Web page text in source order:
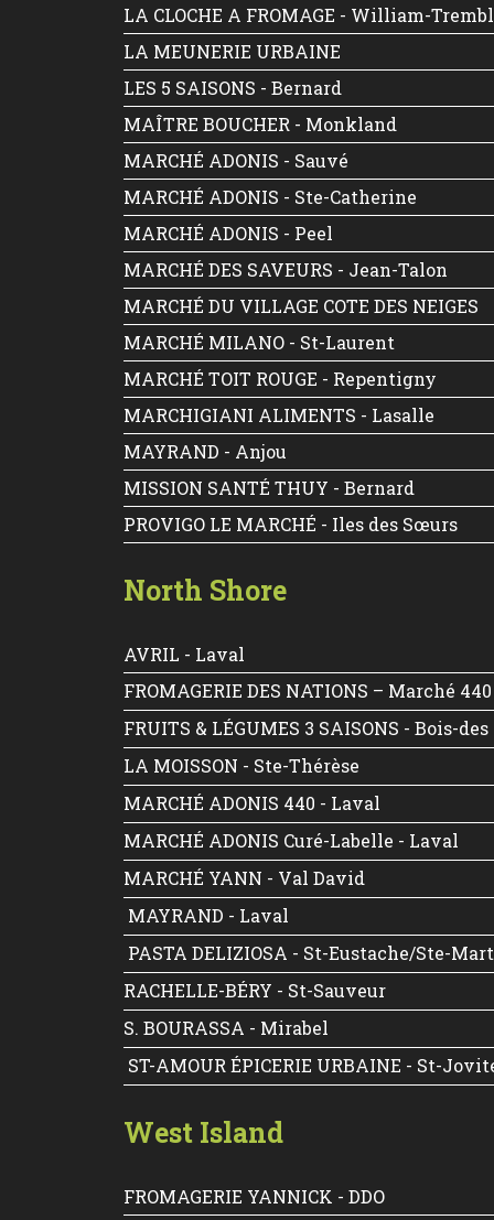
LA CLOCHE A FROMAGE - William-
LA MEUNERIE URBAINE
LES 5 SAISONS - Bernard
MAÎTRE BOUCHER - Monkland
MARCHÉ ADONIS - Sauvé
MARCHÉ ADONIS - Ste-Catherine
MARCHÉ ADONIS - Peel
MARCHÉ DES SAVEURS - Jean-Talon
MARCHÉ DU VILLAGE COTE DES NEIGES
MARCHÉ MILANO - St-Laurent
MARCHÉ TOIT ROUGE - Repentigny
MARCHIGIANI ALIMENTS - Lasalle
MAYRAND - Anjou
MISSION SANTÉ THUY - Bernard
PROVIGO LE MARCHÉ - Iles des Sœurs
North Shore
AVRIL - Laval
FROMAGERIE DES NATIONS – Marché 440
FRUITS & LÉGUMES 3 SAISONS - Bois-
LA MOISSON - Ste-Thérèse
MARCHÉ ADONIS 440 - Laval
MARCHÉ ADONIS Curé-Labelle - Laval
MARCHÉ YANN - Val David
MAYRAND - Laval
PASTA DELIZIOSA - St-Eustache/Ste-
RACHELLE-BÉRY - St-Sauveur
S. BOURASSA - Mirabel
ST-AMOUR ÉPICERIE URBAINE - St-
West Island
FROMAGERIE YANNICK - DDO